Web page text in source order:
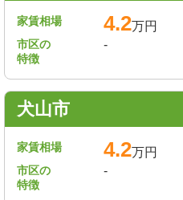
家賃相場 4.2万円
市区の
特徴
-
犬山市
家賃相場 4.2万円
市区の
特徴
-